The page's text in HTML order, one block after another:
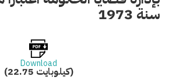
سنة 1973
Download
(22.75 كيلوبايت)